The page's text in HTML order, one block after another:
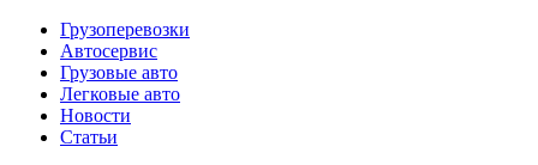
Грузоперевозки
Автосервис
Грузовые авто
Легковые авто
Новости
Статьи